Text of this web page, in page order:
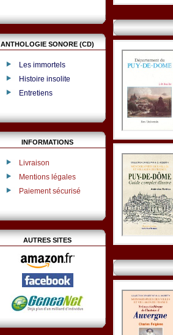
ANTHOLOGIE SONORE (CD)
Les immortels
Histoire insolite
Entretiens
INFORMATIONS
Livraison
Mentions légales
Paiement sécurisé
AUTRES SITES